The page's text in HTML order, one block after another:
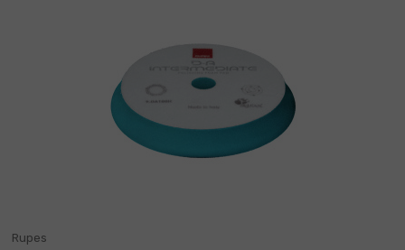
Rupes